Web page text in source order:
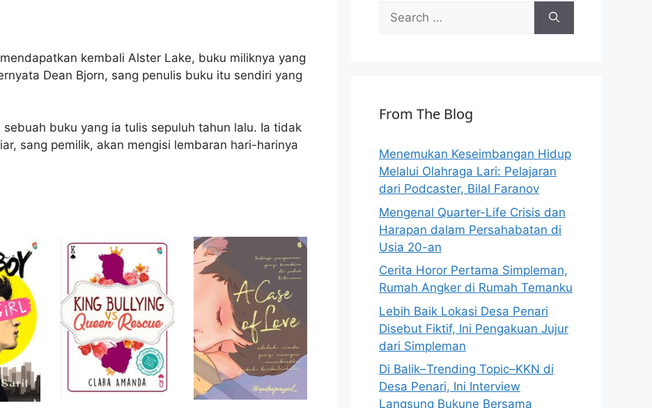
p o
k
kembali Alster Lake, buku miliknya yang
Dean Bjorn, sang penulis buku itu sendiri yang
buku yang ia tulis sepuluh tahun lalu. Ia tidak
sang pemilik, akan mengisi lembaran hari-harinya
Search
for:
From The Blog
Menemukan Keseimbangan Hidup
Melalui Olahraga Lari: Pelajaran
dari Podcaster, Bilal Faranov
Mengenal Quarter-Life Crisis dan
Harapan dalam Persahabatan di
Usia 20-an
Cerita Horor Pertama Simpleman,
Rumah Angker di Rumah Temanku
Lebih Baik Lokasi Desa Penari
Disebut Fiktif, Ini Pengakuan Jujur
dari Simpleman
Di Balik–Trending Topic–KKN di
Desa Penari, Ini Interview
Langsung Bukune Bersama